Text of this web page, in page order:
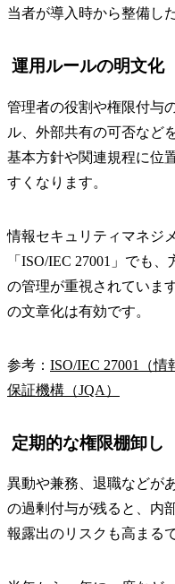
当者が導入時から整備し
運用ルールの明文化
管理者の役割や権限付与
ル、外部共有の可否など
基本方針や関連規程に位
すくなります。
情報セキュリティマネジ
「ISO/IEC 27001」でも
の管理が重視されていま
の文章化は有効です。
参考： ISO/IEC 27001（
保証機構（JQA）
定期的な権限棚卸し
異動や兼務、退職などが
の過剰付与が残ると、内
報露出のリスクも高まる